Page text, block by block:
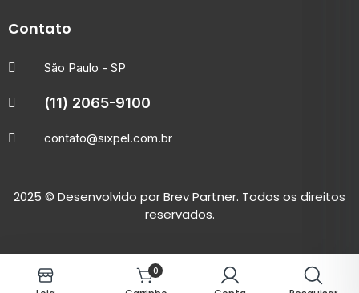
Contato
São Paulo - SP
(11) 2065-9100
contato@sixpel.com.br
2025 © Desenvolvido porBrev Partner. Todos os direitos
reservados.
0